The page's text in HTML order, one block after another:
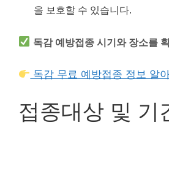
을 보호할 수 있습니다.
독감 예방접종 시기와 장소를
독감 무료 예방접종 정보 알
접종대상 및 기